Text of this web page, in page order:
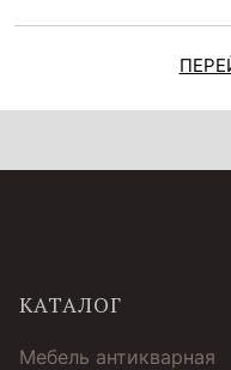
КАТАЛОГ
Мебель антикварная